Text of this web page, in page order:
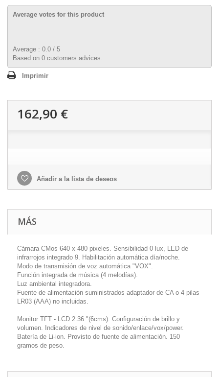
Average votes for this product
Average : 0.0 / 5
Based on 0 customers advices.
Imprimir
162,90 €
Añadir a la lista de deseos
MÁS
Cámara CMos 640 x 480 pixeles. Sensibilidad 0 lux, LED de
infrarrojos integrado 9. Habilitación automática día/noche.
Modo de transmisión de voz automática "VOX".
Función integrada de música (4 melodías).
Luz ambiental integradora.
Fuente de alimentación suministrados adaptador de CA o 4 pilas
LR03 (AAA) no incluidas.
Monitor TFT - LCD 2.36 "(6cms). Configuración de brillo y
volumen. Indicadores de nivel de sonido/enlace/vox/power.
Batería de Li-ion. Provisto de fuente de alimentación. 150
gramos de peso.